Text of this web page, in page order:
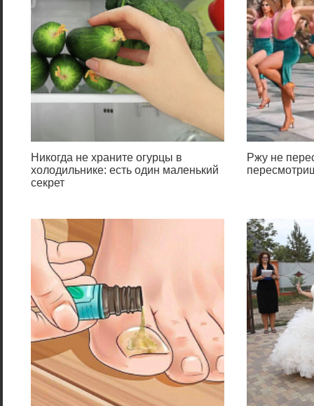
Никогда не храните огурцы в
холодильнике: есть один маленький
секрет
Ржу не